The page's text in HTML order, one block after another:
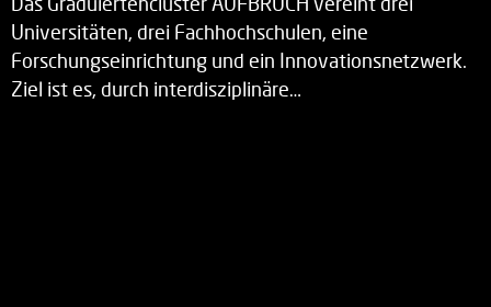
Universitäten, drei Fachhochschulen, eine
Forschungseinrichtung und ein Innovationsnetzwerk.
Ziel ist es, durch interdisziplinäre…